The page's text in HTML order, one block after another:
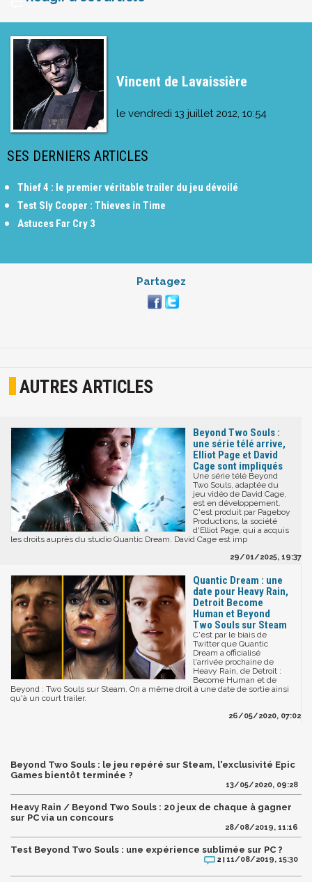
Vincent de Lavaissière
le vendredi 13 juillet 2012, 10:54
SES DERNIERS ARTICLES
Thief 4 : le premier véritable trailer du jeu dévoilé
Test Sly Cooper : Thieves in Time
Astuces Far Cry 3
Partagez
AUTRES ARTICLES
Beyond Two Souls :
une série télé arrive,
Elliot Page et David
Cage sont impliqués
Une série télé Beyond
Two Souls, adaptée du
jeu vidéo de David Cage,
est en développement.
C'est produit par Pageboy
Productions, la société
d'Elliot Page, qui a acquis
les droits auprès du studio Quantic Dream. David Cage est imp
29/01/2025, 19:37
Quantic Dream : une
date pour Heavy Rain,
Detroit Become
Human et Beyond
Two Souls sur Steam
C'est par le biais de
Twitter que Quantic
Dream a officialisé
l'arrivée prochaine de
Heavy Rain, de Detroit :
Become Human et de
Beyond : Two Souls sur Steam. On a même droit à une date de sortie ainsi
qu'à un court trailer.
26/05/2020, 07:02
Beyond Two Souls : le jeu repéré sur Steam, l'exclusivité Epic
Games bientôt terminée ?
13/05/2020, 09:28
Heavy Rain / Beyond Two Souls : 20 jeux de chaque à gagner
sur PC via un concours
28/08/2019, 11:16
Test Beyond Two Souls : une expérience sublimée sur PC ?
2 |11/08/2019, 15:30